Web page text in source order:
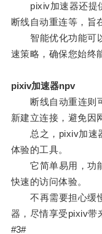
pixiv加速器还提供
断线自动重连等，旨
智能优化功能可以
速策略，确保您始终
pixiv加速器npv
断线自动重连则可
新建立连接，避免因
总之，pixiv加速器
体验的工具。
它简单易用，功能
快速的访问体验。
不再需要担心缓慢
器，尽情享受pixiv带
#3#